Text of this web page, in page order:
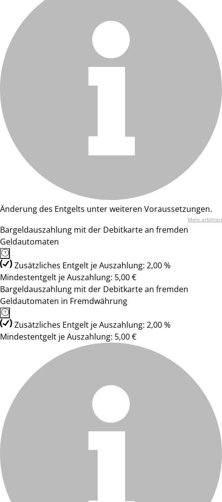
Änderung des Entgelts unter weiteren Voraussetzungen.
Mehr erfahren
Bargeldauszahlung mit der Debitkarte an fremden
Geldautomaten
Zusätzliches Entgelt je Auszahlung: 2,00 %
Mindestentgelt je Auszahlung: 5,00 €
Bargeldauszahlung mit der Debitkarte an fremden
Geldautomaten in Fremdwährung
Zusätzliches Entgelt je Auszahlung: 2,00 %
Mindestentgelt je Auszahlung: 5,00 €